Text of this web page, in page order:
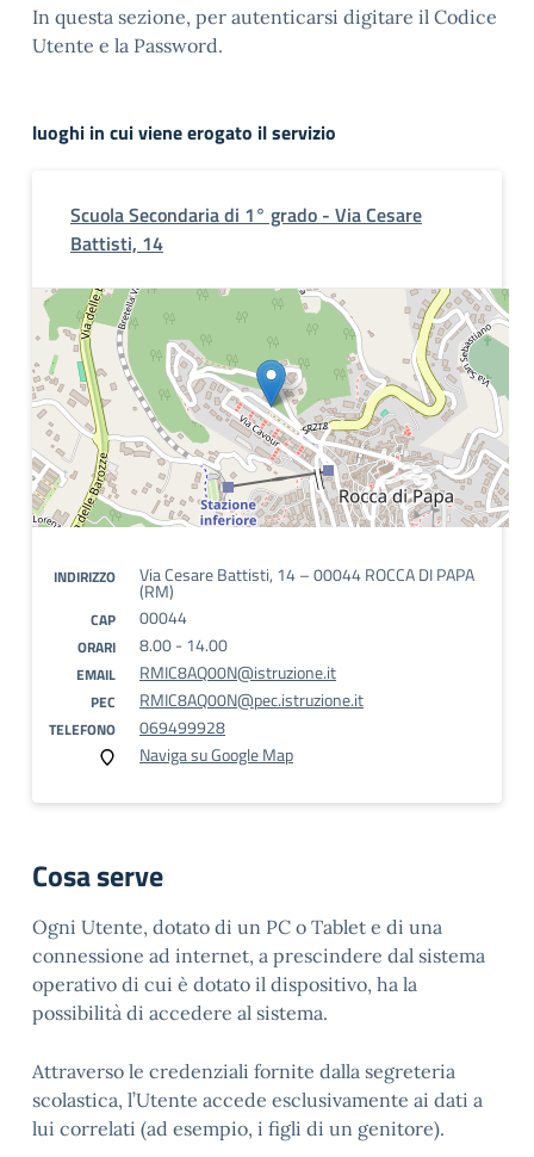
In questa sezione, per autenticarsi digitare il Codice
Utente e la Password.
luoghi in cui viene erogato il servizio
Scuola Secondaria di 1° grado - Via Cesare
Battisti, 14
INDIRIZZO Via Cesare Battisti, 14 – 00044 ROCCA DI PAPA
(RM)
CAP 00044
ORARI 8.00 - 14.00
EMAIL RMIC8AQ00N@istruzione.it
PEC RMIC8AQ00N@pec.istruzione.it
TELEFONO
069499928
Naviga su Google Map
Cosa serve
Ogni Utente, dotato di un PC o Tablet e di una
connessione ad internet, a prescindere dal sistema
operativo di cui è dotato il dispositivo, ha la
possibilità di accedere al sistema.
Attraverso le credenziali fornite dalla segreteria
scolastica, l’Utente accede esclusivamente ai dati a
lui correlati (ad esempio, i figli di un genitore).